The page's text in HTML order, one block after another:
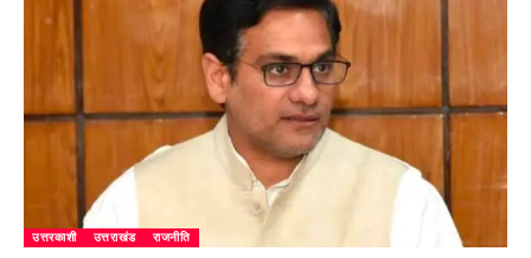
उत्तरकाशी उत्तराखंड राजनीति